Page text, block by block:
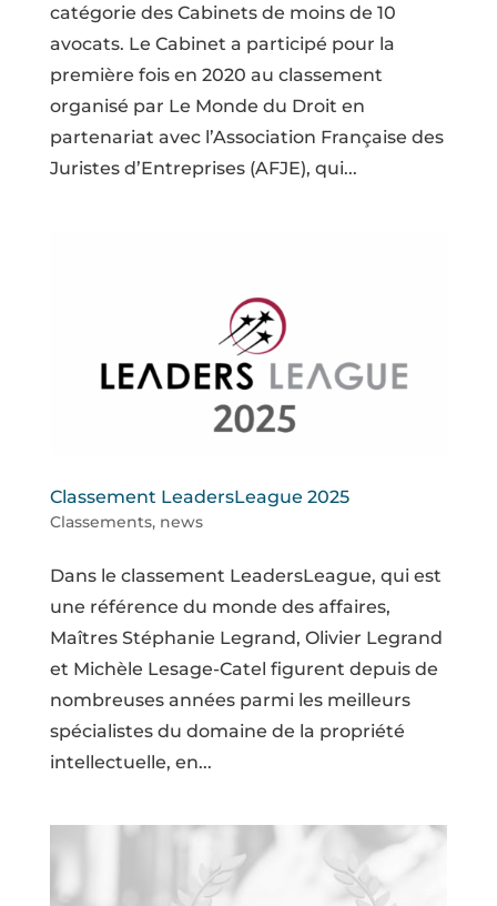
catégorie des Cabinets de moins de 10
avocats. Le Cabinet a participé pour la
première fois en 2020 au classement
organisé par Le Monde du Droit en
partenariat avec l’Association Française des
Juristes d’Entreprises (AFJE), qui...
Classement LeadersLeague 2025
Classements, news
Dans le classement LeadersLeague, qui est
une référence du monde des affaires,
Maîtres Stéphanie Legrand, Olivier Legrand
et Michèle Lesage-Catel figurent depuis de
nombreuses années parmi les meilleurs
spécialistes du domaine de la propriété
intellectuelle, en...